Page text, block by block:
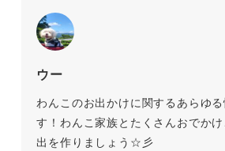
ウー
わんこのお出かけに関するあらゆ
す！わんこ家族とたくさんおでか
出を作りましょう☆彡